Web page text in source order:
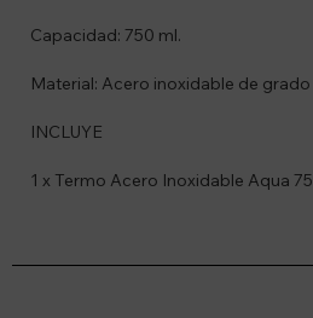
Capacidad: 750 ml.
Material: Acero inoxidable de
INCLUYE
1 x Termo Acero Inoxidable Aqua